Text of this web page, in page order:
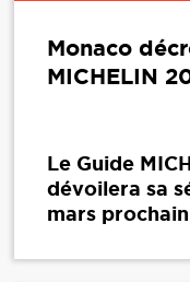
Monaco
MICHELIN
Le Guide
dévoilera sa
mars